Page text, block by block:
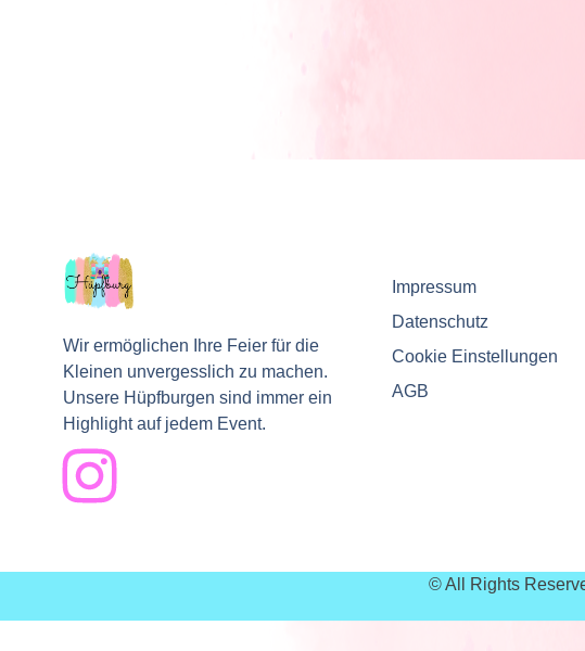
Wir ermöglichen Ihre Feier für die
Kleinen unvergesslich zu machen.
Unsere Hüpfburgen sind immer ein
Highlight auf jedem Event.
Impressum
Datenschutz
Cookie Einstellungen
AGB
© All Rights